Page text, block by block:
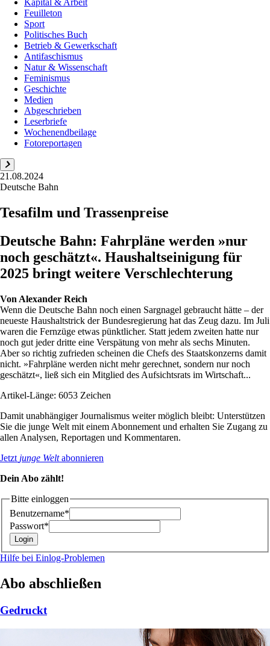
Kapital & Arbeit
Feuilleton
Sport
Politisches Buch
Betrieb & Gewerkschaft
Antifaschismus
Natur & Wissenschaft
Feminismus
Geschichte
Medien
Abgeschrieben
Leserbriefe
Wochenendbeilage
Fotoreportagen
21.08.2024
Deutsche Bahn
Tesafilm und Trassenpreise
Deutsche Bahn: Fahrpläne werden »nur
noch geschätzt«. Haushaltseinigung für
2025 bringt weitere Verschlechterung
Von Alexander Reich
Wenn die Deutsche Bahn noch einen Sargnagel gebraucht hätte – der
neueste Haushaltstrick der Bundesregierung hat das Zeug dazu. Im Juli
waren die Fernzüge etwas pünktlicher. Statt jedem zweiten hatte nur
noch gut jeder dritte eine Verspätung von mehr als sechs Minuten.
Aber so richtig zufrieden scheinen die Chefs des Staatskonzerns damit
nicht. »Fahrpläne werden nicht mehr gerechnet, sondern nur noch
geschätzt«, ließ sich ein Mitglied des Aufsichtsrats im Wirtschaft...
Artikel-Länge: 6053 Zeichen
Damit unabhängiger Journalismus weiter möglich bleibt: Unterstützen
Sie die junge Welt mit einem Abonnement und erhalten Sie Zugang zu
allen Analysen, Reportagen und Kommentaren.
Jetzt junge Weltabonnieren
Dein Abo zählt!
Bitte einloggen
Benutzername*
Passwort*
Hilfe bei Einlog-Problemen
Abo abschließen
Gedruckt